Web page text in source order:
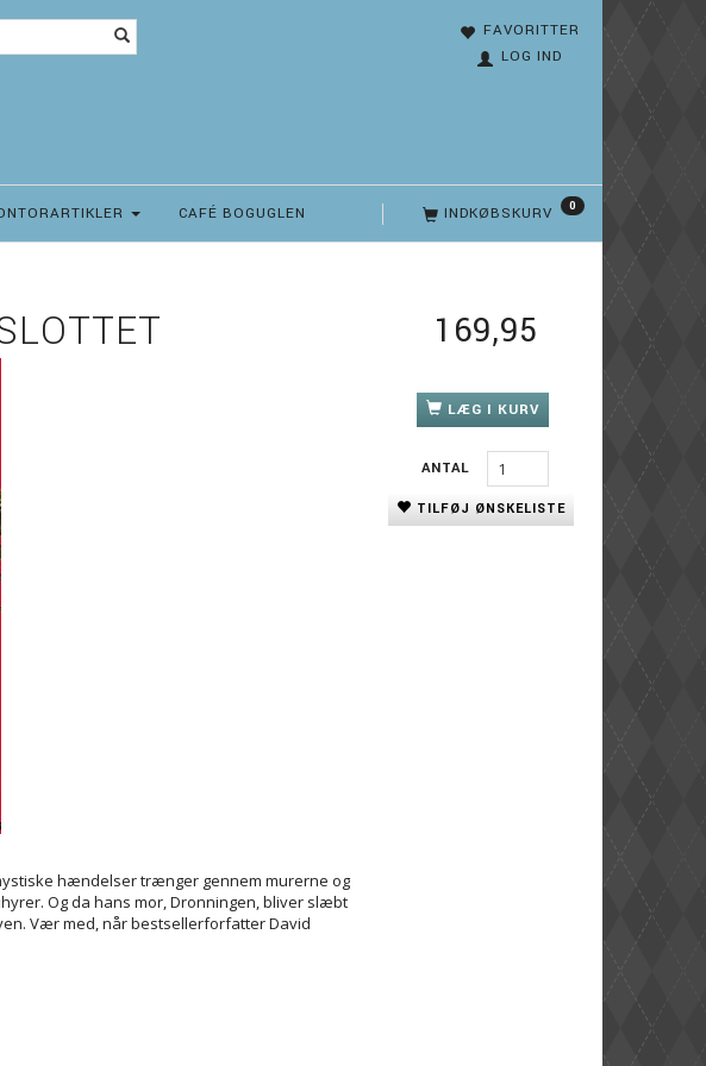
FAVORITTER
LOG IND
INDKØBSKURV 0
CAFÉ BOGUGLEN
hændelser trænger gennem murerne og
Og da hans mor, Dronningen, bliver slæbt
Vær med, når bestsellerforfatter David
169,95
LÆG I KURV
ANTAL
TILFØJ ØNSKELISTE